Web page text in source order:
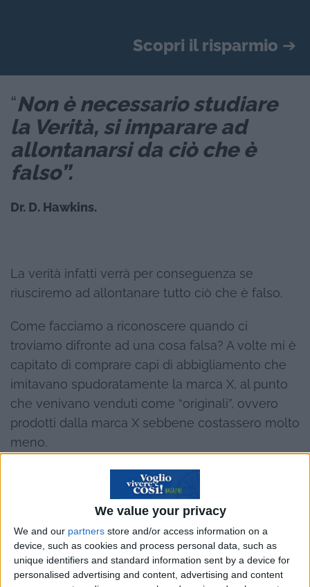
We value your privacy
We and our partners store and/or access information on a
device, such as cookies and process personal data, such as
unique identifiers and standard information sent by a device for
personalised advertising and content, advertising and content
Scopri il risparmio ➔
“Non è necessario studiare
la Verità, si imparare ad
allontanarsi da ciò che è
falso”.
Dr. D. Hawkins.
La verità infatti verrà per conseguenza se
riusciremo ad allontanare tutto ciò che è falso.
Come facciamo a riconoscere quando ci
troviamo difronte ad una cosa falsa? A volte mi è
capitato di comprare capi di abbigliamento che
imitavano spudoratamente la marca X, al punto
che venivano venduti come “originali”, ovvero
prodotti dalla marca X sebbene costassero molto
meno.
Naturalmente si trattava di imitazioni, tuttavia
erano tanto simili alla marca X che mi facevano
venire il dubbio che non fossero davvero
“originali”, come invece proclamava l’ardito
venditore. Allora, per verificare se fossero
veramente capi di abbigliamento della marca X o